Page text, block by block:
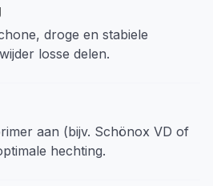
droge en stabiele
losse delen.
aan (bijv. Schönox VD of
hechting.